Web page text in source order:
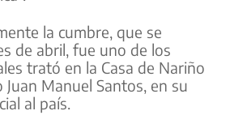
la cumbre, que se
de abril, fue uno de los
trató en la Casa de Nariño
Manuel Santos, en su
al país.